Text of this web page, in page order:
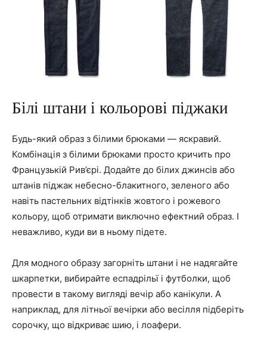
Білі штани і кольорові піджаки
Будь-який образ з білими брюками — яскравий.
Комбінація з білими брюками просто кричить про
Французькій Рив’єрі. Додайте до білих джинсів або
штанів піджак небесно-блакитного, зеленого або
навіть пастельних відтінків жовтого і рожевого
кольору, щоб отримати виключно ефектний образ. І
неважливо, куди ви в ньому підете.
Для модного образу загорніть штани і не надягайте
шкарпетки, вибирайте еспадрільї і футболки, щоб
провести в такому вигляді вечір або канікули. А
наприклад, для літньої вечірки або весілля підберіть
сорочку, що відкриває шию, і лоафери.